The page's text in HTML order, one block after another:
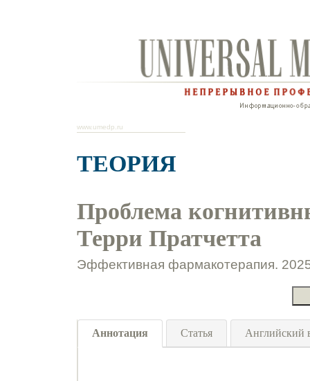
www.umedp.ru
ТЕОРИЯ
Проблема
Терри Пратчетта
Эффективная фармакотерапия.
Аннотация Статья Английский